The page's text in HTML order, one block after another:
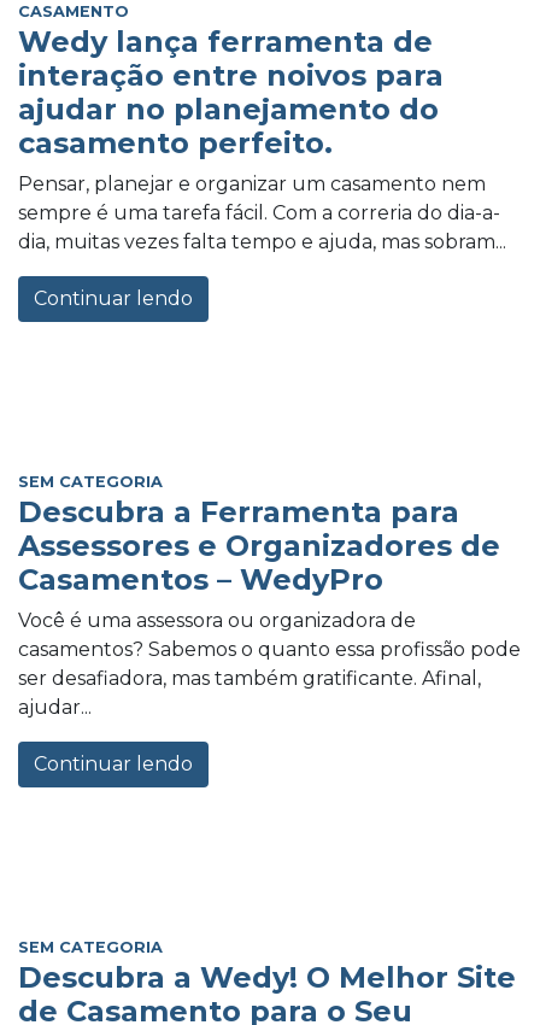
CASAMENTO
Wedy lança ferramenta de
interação entre noivos para
ajudar no planejamento do
casamento perfeito.
Pensar, planejar e organizar um casamento nem
sempre é uma tarefa fácil. Com a correria do dia-a-
dia, muitas vezes falta tempo e ajuda, mas sobram...
Continuar lendo
SEM CATEGORIA
Descubra a Ferramenta para
Assessores e Organizadores de
Casamentos – WedyPro
Você é uma assessora ou organizadora de
casamentos? Sabemos o quanto essa profissão pode
ser desafiadora, mas também gratificante. Afinal,
ajudar...
Continuar lendo
SEM CATEGORIA
Descubra a Wedy! O Melhor Site
de Casamento para o Seu